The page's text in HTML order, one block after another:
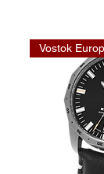
Vostok